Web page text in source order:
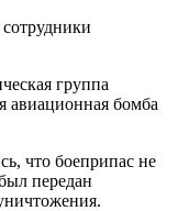
группа
авиационная бомба
что боеприпас не
передан